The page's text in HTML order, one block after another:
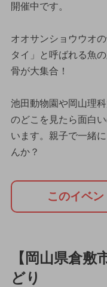
開催中です。
オオサンショウウオ
タイ」と呼ばれる魚
骨が大集合！
池田動物園や岡山理
のどこを見たら面白
います。親子で一緒
んか？
このイベ
【岡山県倉
どり